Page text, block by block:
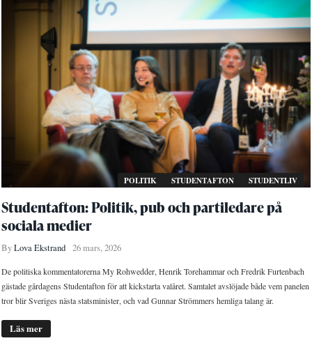
POLITIK STUDENTAFTON STUDENTLIV
Studentafton: Politik, pub och partiledare på
sociala medier
ByLova Ekstrand 26 mars, 2026
De politiska kommentatorerna My Rohwedder, Henrik Torehammar och Fredrik Furtenbach
gästade gårdagens Studentafton för att kickstarta valåret. Samtalet avslöjade både vem panelen
tror blir Sveriges nästa statsminister, och vad Gunnar Strömmers hemliga talang är.
Läs mer